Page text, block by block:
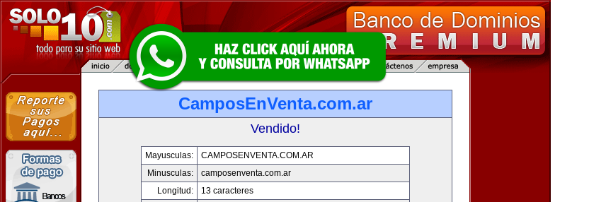
CamposEnVenta.com.ar
Vendido!
Mayusculas:
CAMPOSENVENTA.COM.AR
Minusculas:
camposenventa.com.ar
Longitud:
13 caracteres